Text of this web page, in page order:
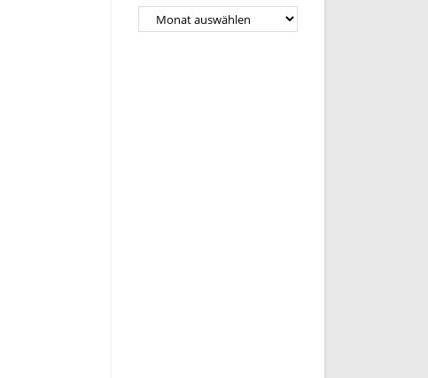
Archiv